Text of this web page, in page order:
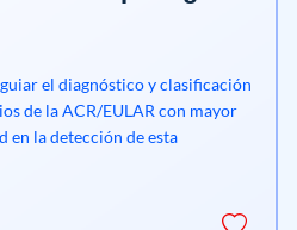
el diagnóstico y clasificación
de la ACR/EULAR con mayor
en la detección de esta